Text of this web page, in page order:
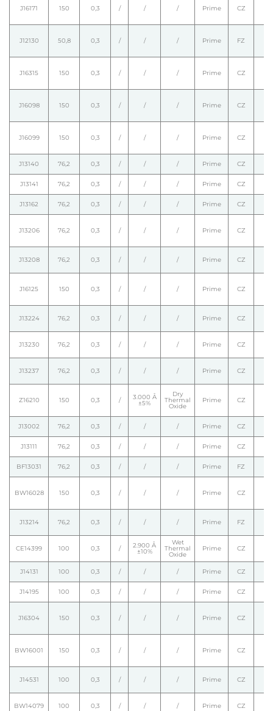
J16171 150 0,3 / / / Prime CZ
J12130 50,8 0,3 / / / Prime FZ
J16315 150 0,3 / / / Prime CZ
J16098 150 0,3 / / / Prime CZ
J16099 150 0,3 / / / Prime CZ
J13140 76,2 0,3 / / / Prime CZ
J13141 76,2 0,3 / / / Prime CZ
J13162 76,2 0,3 / / / Prime CZ
J13206 76,2 0,3 / / / Prime CZ
J13208 76,2 0,3 / / / Prime CZ
J16125 150 0,3 / / / Prime CZ
J13224 76,2 0,3 / / / Prime CZ
J13230 76,2 0,3 / / / Prime CZ
J13237 76,2 0,3 / / / Prime CZ
Z16210 150 0,3 / 3.000 Å
±5%
Dry
Thermal
Oxide
Prime CZ
J13002 76,2 0,3 / / / Prime CZ
J13111 76,2 0,3 / / / Prime CZ
BF13031 76,2 0,3 / / / Prime FZ
BW16028 150 0,3 / / / Prime CZ
J13214 76,2 0,3 / / / Prime FZ
CE14399 100 0,3 / 2.900 Å
±10%
Wet
Thermal
Oxide
Prime CZ
J14131 100 0,3 / / / Prime CZ
J14195 100 0,3 / / / Prime CZ
J16304 150 0,3 / / / Prime CZ
BW16001 150 0,3 / / / Prime CZ
J14531 100 0,3 / / / Prime CZ
BW14079 100 0,3 / / / Prime CZ